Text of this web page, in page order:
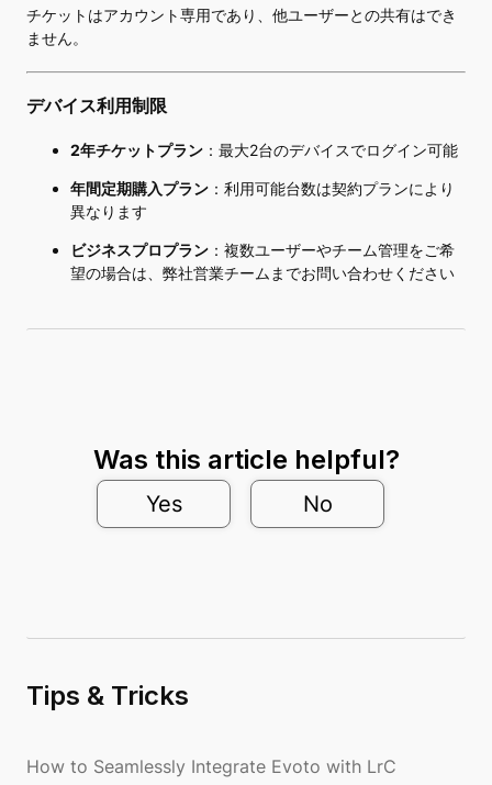
チケットはアカウント専用であり、他ユーザーとの共有はでき
ません。
デバイス利用制限
2年チケットプラン ：最大2台のデバイスでログイン可能
年間定期購入プラン ：利用可能台数は契約プランにより
異なります
ビジネスプロプラン ：複数ユーザーやチーム管理をご希
望の場合は、弊社営業チームまでお問い合わせください
Was this article helpful?
Yes No
Tips & Tricks
How to Seamlessly Integrate Evoto with LrC